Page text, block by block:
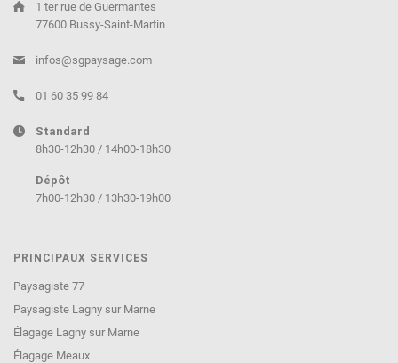
1 ter rue de Guermantes
77600 Bussy-Saint-Martin
infos@sgpaysage.com
01 60 35 99 84
Standard
8h30-12h30 / 14h00-18h30
Dépôt
7h00-12h30 / 13h30-19h00
PRINCIPAUX SERVICES
Paysagiste 77
Paysagiste Lagny sur Marne
Élagage Lagny sur Marne
Élagage Meaux